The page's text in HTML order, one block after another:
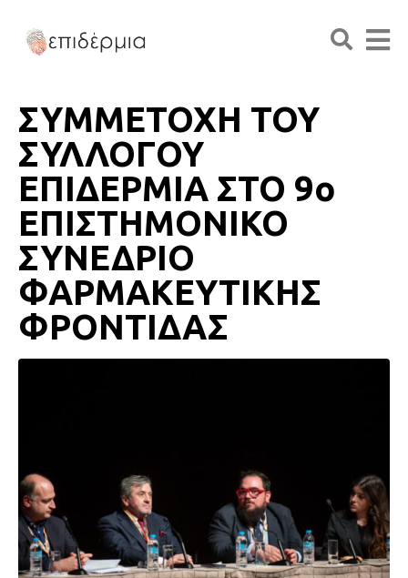
ΣΥΜΜΕΤΟΧΗ ΤΟΥ
ΣΥΛΛΟΓΟΥ
ΕΠΙΔΕΡΜΙΑ ΣΤΟ 9ο
ΕΠΙΣΤΗΜΟΝΙΚΟ
ΣΥΝΕΔΡΙΟ
ΦΑΡΜΑΚΕΥΤΙΚΗΣ
ΦΡΟΝΤΙΔΑΣ